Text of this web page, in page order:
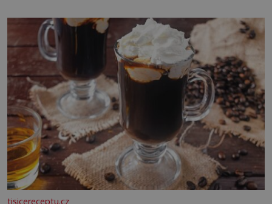
blízkosti. Nemusíte však zoufat. Pokud budete mít
promyšlený jídelníček, žadné pařáky si na vás
tisicereceptu.cz